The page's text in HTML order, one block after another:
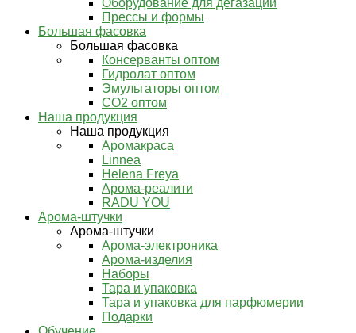
Оборудование для дегазации
Прессы и формы
Большая фасовка
Большая фасовка
Консерванты оптом
Гидролат оптом
Эмульгаторы оптом
СО2 оптом
Наша продукция
Наша продукция
Аромакраса
Linnea
Helena Freya
Арома-реалити
RADU YOU
Арома-штучки
Арома-штучки
Арома-электроника
Арома-изделия
Наборы
Тара и упаковка
Тара и упаковка для парфюмерии
Подарки